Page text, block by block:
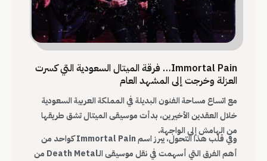
Immortal Pain… فرقة الميتال السعودية التي كسرت
العزلة وخرجت إلى المشهد العام
مع اتساع مساحة الفنون البديلة في المملكة العربية السعودية
خلال العقدين الأخيرين، بدأت موسيقى الميتال تشق طريقها
من الهامش إلى الواجهة.
وفي قلب هذا التحول، يبرز اسم Immortal Pain كواحد من
أهم الفرق التي أسهمت في نقل موسيقى الـDeath Metal من